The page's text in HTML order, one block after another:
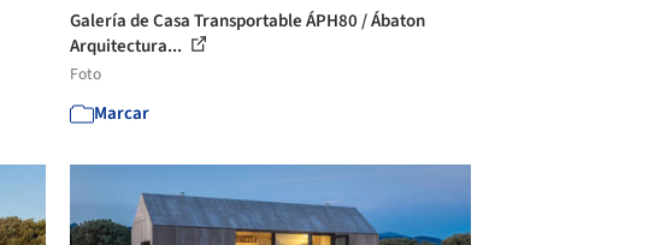
Galería de Casa Transportable ÁPH80 / Ábaton
Arquitectura...
Foto
Marcar